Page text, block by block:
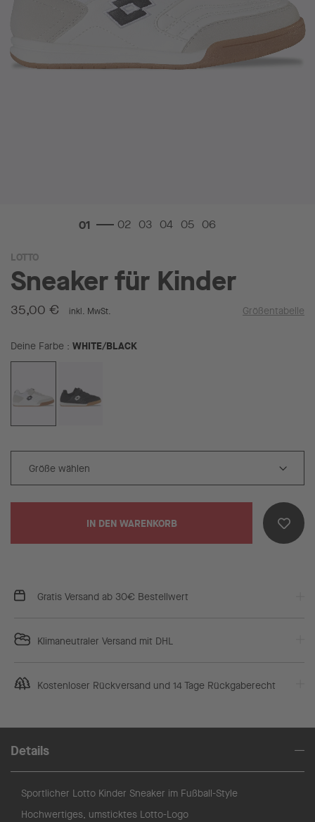
Anfang
der
Bildgalerie
LOTTO
Sneaker für Kinder
35,00 € inkl. MwSt. Größentabelle
Deine Farbe WHITE/BLACK
IN DEN WARENKORB
Gratis Versand ab 30€ Bestellwert
Klimaneutraler Versand mit DHL
Kostenloser Rückversand und 14 Tage Rückgaberecht
Details
Sportlicher Lotto Kinder Sneaker im Fußball-Style
Hochwertiges, umsticktes Lotto-Logo